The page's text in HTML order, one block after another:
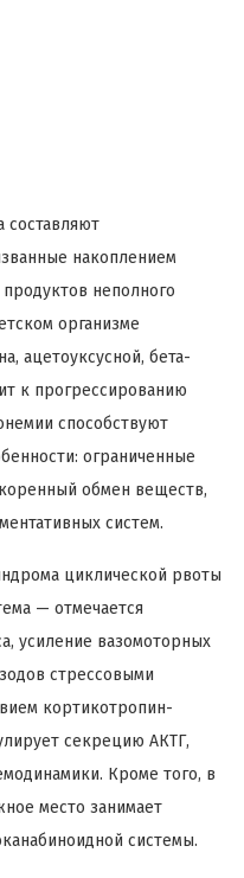
составляют
накоплением
неполного
организме
ацетоуксусной, бета-
к прогрессированию
способствуют
ограниченные
обмен веществ,
систем.
циклической рвоты
— отмечается
усиление вазомоторных
стрессовыми
кортикотропин-
секрецию АКТГ,
Кроме того, в
место занимает
системы.